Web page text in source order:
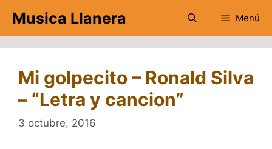
contenido
Musica Llanera Menú
Mi golpecito – Ronald Silva
– “Letra y cancion”
3 octubre, 2016